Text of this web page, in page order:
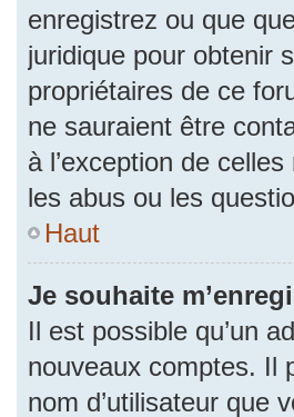
enregistrez ou que
juridique pour obtenir
propriétaires de ce
ne sauraient être
à l’exception de
les abus ou les
Haut
Je souhaite
Il est possible qu’un
nouveaux comptes. Il
nom d’utilisateur que